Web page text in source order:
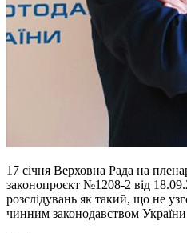
17 січня Верховна Рада на
законопроєкт №1208-2 від
розслідувань як такий, що не
чинним законодавством